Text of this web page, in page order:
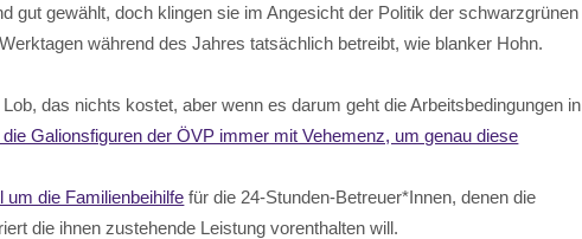
gut gewählt, doch klingen sie im Angesicht der Politik der schwarzgrünen
während des Jahres tatsächlich betreibt, wie blanker Hohn.
das nichts kostet, aber wenn es darum geht die Arbeitsbedingungen in
Galionsfiguren der ÖVP immer mit Vehemenz, um genau diese
um die Familienbeihilfe für die 24-Stunden-Betreuer*Innen, denen die
die ihnen zustehende Leistung vorenthalten will.